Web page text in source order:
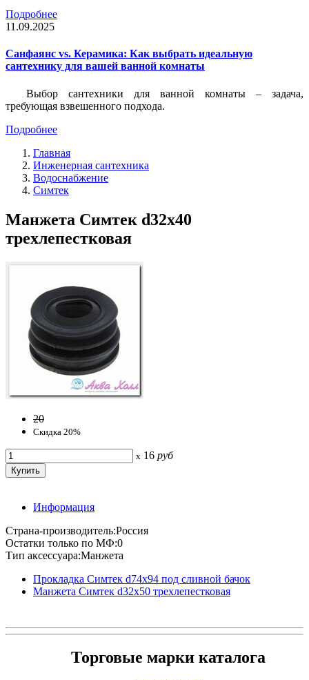
Подробнее
11.09.2025
Санфаянс vs. Керамика: Как выбрать идеальную
сантехнику для вашей ванной комнаты
Выбор сантехники для ванной комнаты – задача,
требующая взвешенного подхода.
Подробнее
Главная
Инженерная сантехника
Водоснабжение
Симтек
Манжета Симтек d32х40
трехлепестковая
20
Скидка 20%
x 16 руб
Информация
Страна-производитель:Россия
Остатки только по МФ:0
Тип аксессуара:Манжета
Прокладка Симтек d74х94 под сливной бачок
Манжета Симтек d32х50 трехлепестковая
Торговые марки каталога